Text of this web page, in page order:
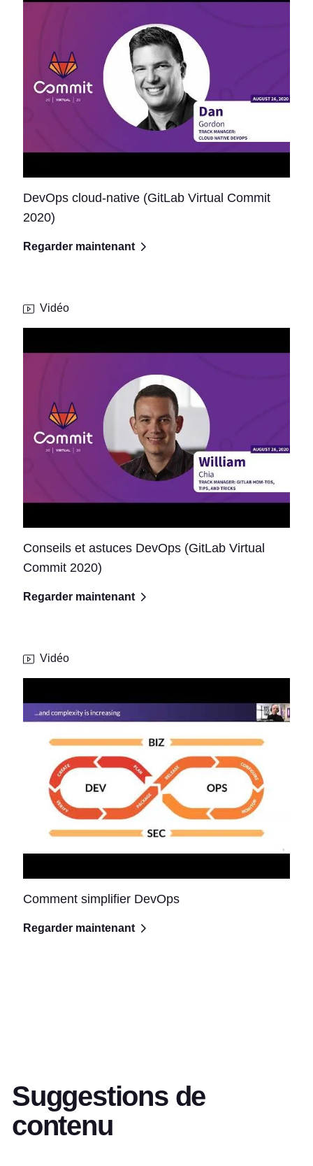
DevOps cloud-native (GitLab Virtual Commit
2020)
Regarder maintenant
Vidéo
Conseils et astuces DevOps (GitLab Virtual
Commit 2020)
Regarder maintenant
Vidéo
Comment simplifier DevOps
Regarder maintenant
Suggestions de
contenu